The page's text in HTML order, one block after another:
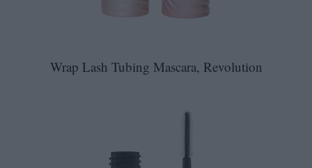
Wrap Lash Tubing Mascara, Revolution